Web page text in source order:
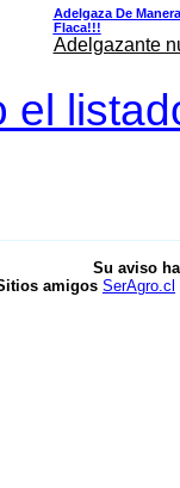
Adelgaza De
Flaca!!!
Adelgazante
el
Su aviso
amigos SerAgro.cl